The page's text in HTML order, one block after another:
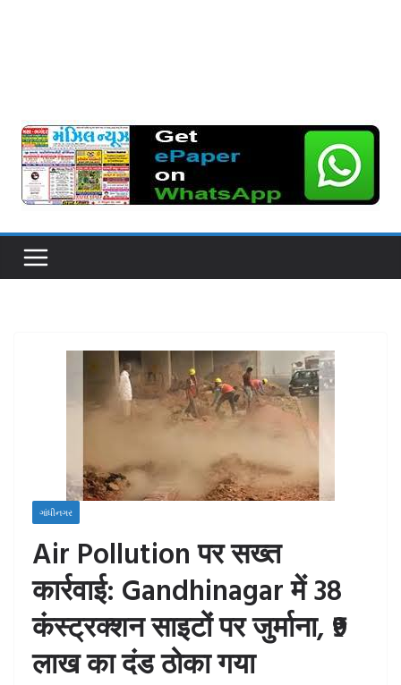
ગાંધીનગર
Air Pollution पर सख्त
कार्रवाई: Gandhinagar में 38
कंस्ट्रक्शन साइटों पर जुर्माना, ₹9
लाख का दंड ठोका गया